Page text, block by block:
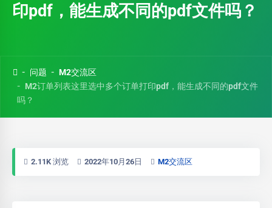
印pdf，能生成不同的pdf文件吗？
问题
M2交流区
M2订单列表这里选中多个订单打印pdf，能生成不同的pdf文件
吗？
2.11K 浏览 2022年10月26日 M2交流区